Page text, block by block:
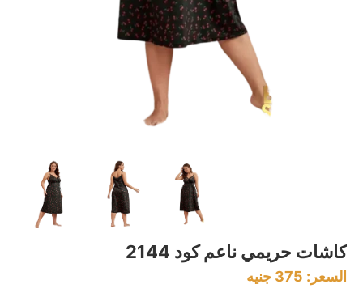
كاشات حريمي ناعم كود 2144
السعر: 375 جنيه